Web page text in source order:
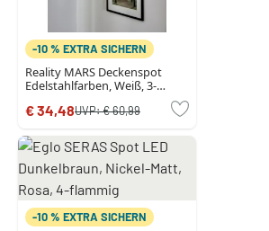
-10 % EXTRA SICHERN
Reality MARS Deckenspot
Edelstahlfarben, Weiß, 3-
€ 34,48UVP:€ 60,99
-10 % EXTRA SICHERN